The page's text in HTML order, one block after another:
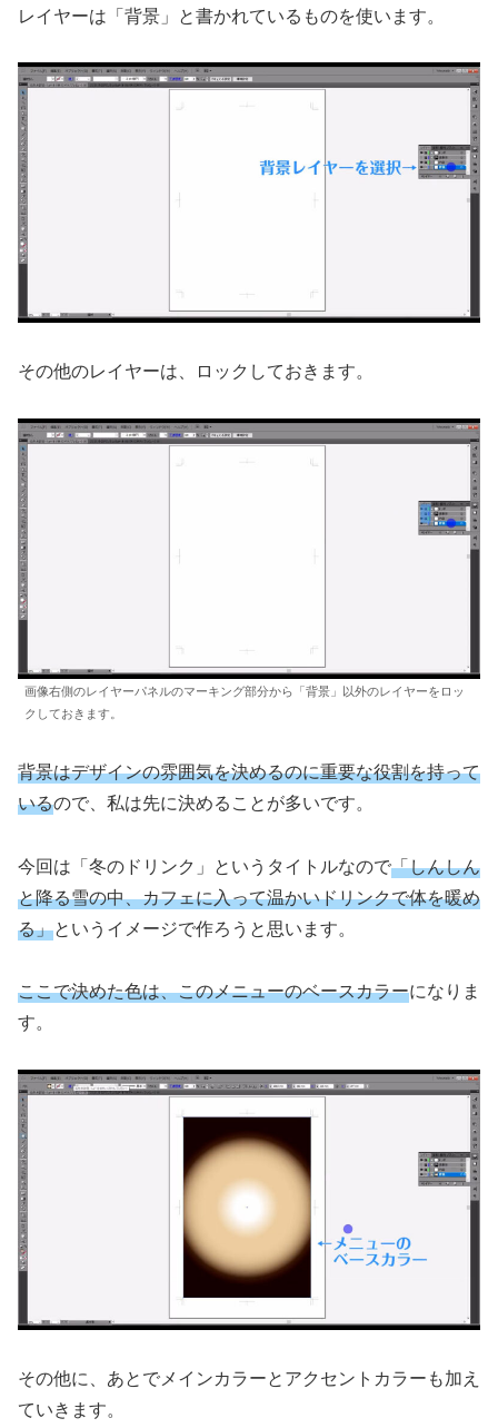
レイヤーは「背景」と書かれているものを使います。
その他のレイヤーは、ロックしておきます。
画像右側のレイヤーパネルのマーキング部分から「背景」以外のレイヤーをロッ
クしておきます。
背景はデザインの雰囲気を決めるのに重要な役割を持って
いるので、私は先に決めることが多いです。
今回は「冬のドリンク」というタイトルなので「しんしん
と降る雪の中、カフェに入って温かいドリンクで体を暖め
る」というイメージで作ろうと思います。
ここで決めた色は、このメニューのベースカラーになりま
す。
その他に、あとでメインカラーとアクセントカラーも加え
ていきます。